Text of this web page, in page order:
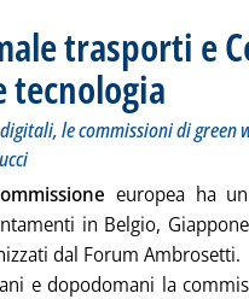
trasporti e
tecnologia
le commissioni di green
europea ha
in Belgio,
dal Forum Ambrosetti.
e dopodomani la